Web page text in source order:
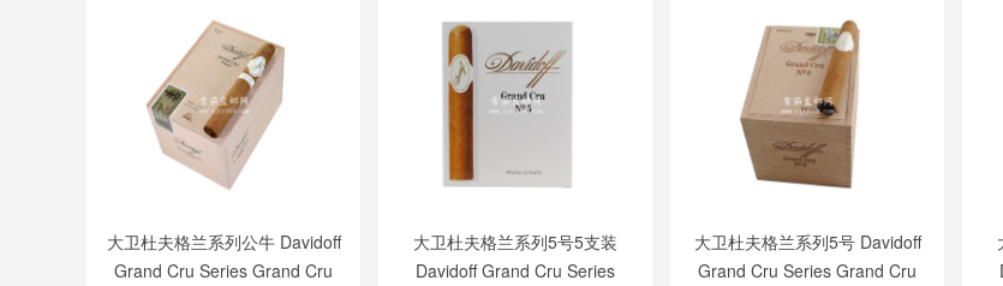
大卫杜夫格兰系列公牛 Davidoff
Grand Cru Series Grand Cru
大卫杜夫格兰系列5号5支装
Davidoff Grand Cru Series
大卫杜夫格兰系列5号 Davidoff
Grand Cru Series Grand Cru